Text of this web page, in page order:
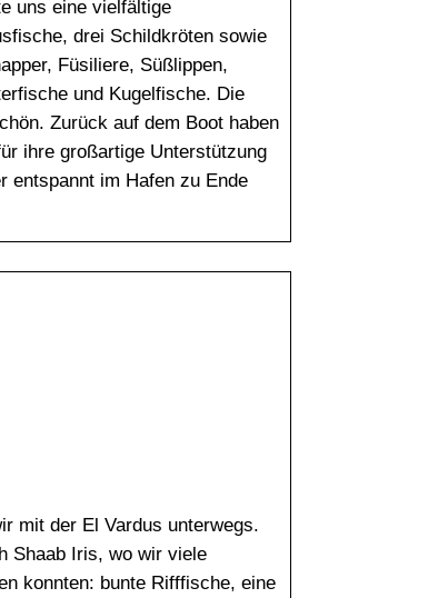
uns eine vielfältige
drei Schildkröten sowie
Füsiliere, Süßlippen,
und Kugelfische. Die
Zurück auf dem Boot haben
ihre großartige Unterstützung
entspannt im Hafen zu Ende
mit der El Vardus unterwegs.
Shaab Iris, wo wir viele
konnten: bunte Rifffische, eine